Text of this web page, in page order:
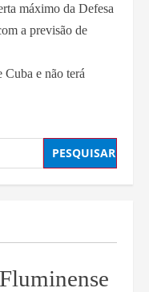
máximo da Defesa
a previsão de
Cuba e não terá